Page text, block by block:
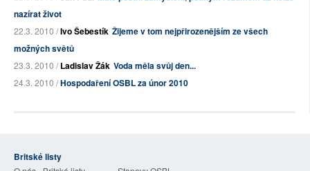
nazírat život
22.3. 2010 /Ivo Šebestík Žijeme v tom nejpřirozenějším ze všech
možných světů
23.3. 2010 /Ladislav Žák Voda měla svůj den...
24.3. 2010 /Hospodaření OSBL za únor 2010
Britské listy